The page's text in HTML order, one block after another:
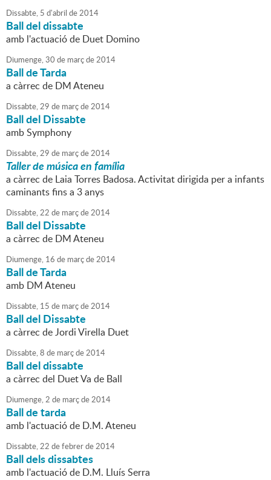
Dissabte, 5 d'abril de2014
Ball del dissabte
amb l'actuació de Duet Domino
Diumenge,30 de marçde2014
Ball de Tarda
a càrrec de DM Ateneu
Dissabte,29 de marçde2014
Ball del Dissabte
amb Symphony
Dissabte,29 de marçde2014
Taller de música en família
a càrrec de Laia Torres Badosa. Activitat dirigida per a infants
caminants fins a 3 anys
Dissabte,22 de marçde2014
Ball del Dissabte
a càrrec de DM Ateneu
Diumenge, 16 de marçde2014
Ball de Tarda
amb DM Ateneu
Dissabte, 15 de marçde2014
Ball del Dissabte
a càrrec de Jordi Virella Duet
Dissabte,8 de marçde2014
Ball del dissabte
a càrrec del Duet Va de Ball
Diumenge,2 de marçde2014
Ball de tarda
amb l'actuació de D.M. Ateneu
Dissabte,22 defebrerde2014
Ball dels dissabtes
amb l'actuació de D.M. Lluís Serra